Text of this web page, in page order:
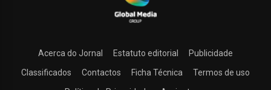
Acerca do Jornal Estatuto editorial
Publicidade
Classificados
Contactos Ficha Técnica
Termos de uso